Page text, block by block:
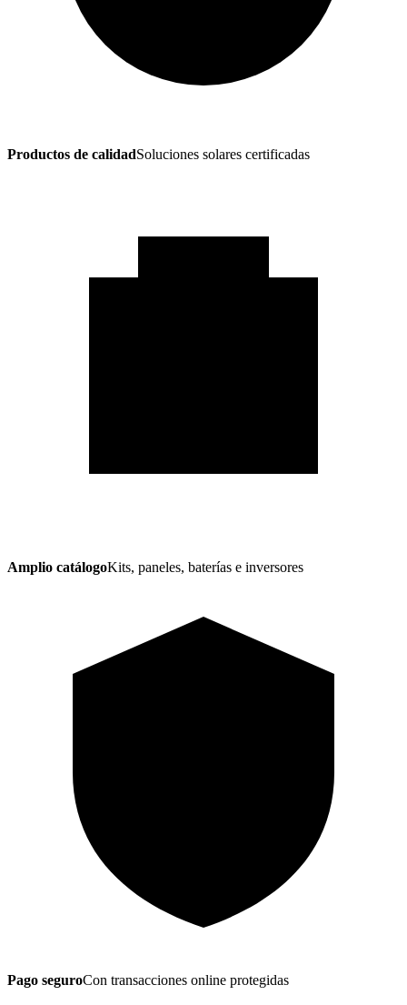
Productos de calidadSoluciones solares certificadas
Amplio catálogoKits, paneles, baterías e inversores
Pago seguroCon transacciones online protegidas